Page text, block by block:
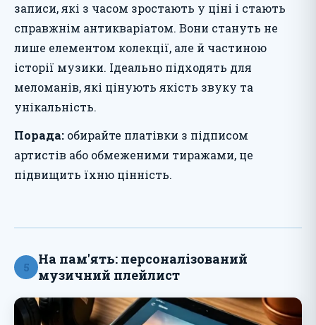
записи, які з часом зростають у ціні і стають
справжнім антикваріатом. Вони стануть не
лише елементом колекції, але й частиною
історії музики. Ідеально підходять для
меломанів, які цінують якість звуку та
унікальність.
Порада: обирайте платівки з підписом
артистів або обмеженими тиражами, це
підвищить їхню цінність.
5
На пам'ять: персоналізований
музичний плейлист